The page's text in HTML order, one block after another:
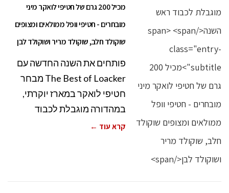
מכיל 200 גרם של חטיפי לואקר מיני
מובחרים - חטיפי וופל ממולאים ומצופים
שוקולד חלב, שוקולד מריר ושוקולד לבן
פותחים את השנה החדשה עם
The Best of Loacker מבחר
חטיפי לואקר במארז יוקרתי,
במהדורה מוגבלת לכבוד
קרא עוד ←